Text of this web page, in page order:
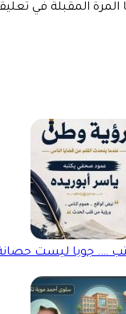
المقبلة في
…. جوبا ليست